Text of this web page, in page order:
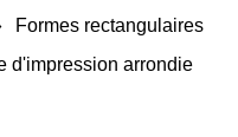
Formes rectangulaires
d'impression arrondie